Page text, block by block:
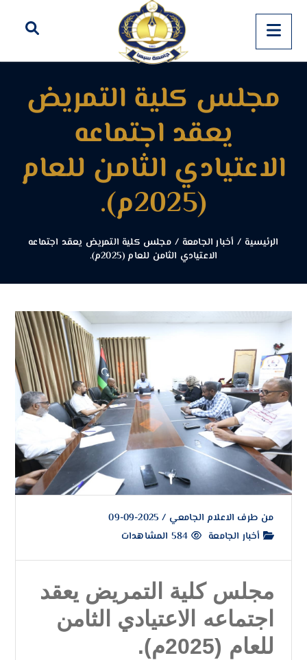
مجلس كلية التمريض
يعقد اجتماعه
الاعتيادي الثامن للعام
(2025م).
الرئيسية / أخبار الجامعة / مجلس كلية التمريض يعقد اجتماعه
الاعتيادي الثامن للعام (2025م).
من طرف الاعلام الجامعي /
2025-09-09
أخبار الجامعة
مجلس كلية التمريض يعقد
اجتماعه الاعتيادي الثامن
للعام (2025م).